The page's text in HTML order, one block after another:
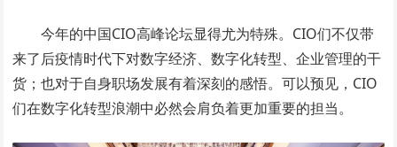
今年的中国CIO高峰论坛显得尤为特殊。CIO们不仅带
来了后疫情时代下对数字经济、数字化转型、企业管理的干
货；也对于自身职场发展有着深刻的感悟。可以预见，CIO
们在数字化转型浪潮中必然会肩负着更加重要的担当。